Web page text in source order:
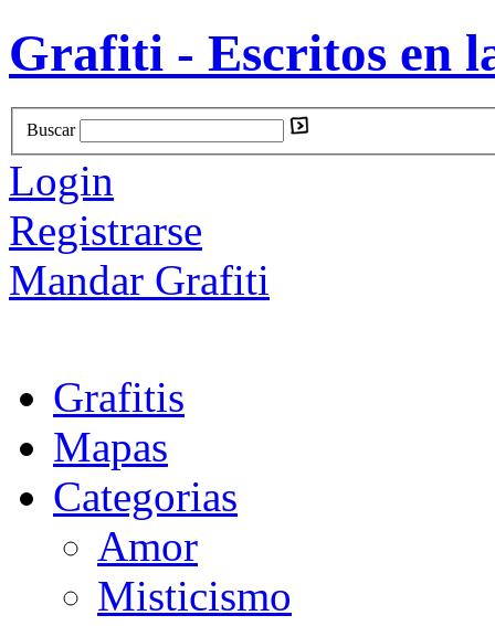
Grafiti - Escritos en
Buscar
Login
Registrarse
Mandar Grafiti
Grafitis
Mapas
Categorias
Amor
Misticismo